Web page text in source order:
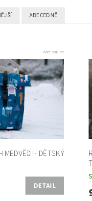
ABECEDNĚ
Kód:RBD-29
MEDVĚDI - DĚTSKÝ
DETAIL